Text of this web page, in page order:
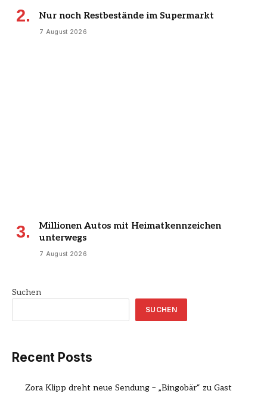
Nur noch Restbestände im Supermarkt
7 August 2026
Millionen Autos mit Heimatkennzeichen
unterwegs
7 August 2026
Suchen
SUCHEN
Recent Posts
Zora Klipp dreht neue Sendung – „Bingobär“ zu Gast